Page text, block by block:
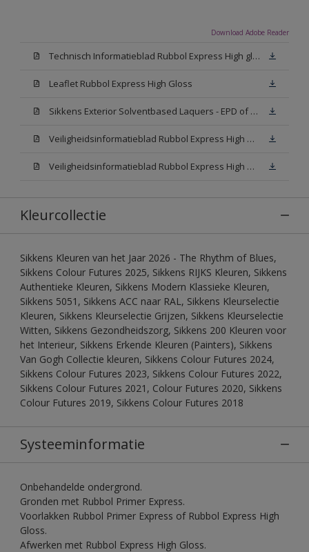
Download Adobe Reader
Technisch Informatieblad Rubbol Express High gloss (New Livery) (PDF)
Leaflet Rubbol Express High Gloss
Sikkens Exterior Solventbased Laquers - EPD of Milieuproductverklaring
Veiligheidsinformatieblad Rubbol Express High Gloss W05 (MSDS)
Veiligheidsinformatieblad Rubbol Express High Gloss N00 (MSDS)
Kleurcollectie
Sikkens Kleuren van het Jaar 2026 - The Rhythm of Blues,
Sikkens Colour Futures 2025, Sikkens RIJKS Kleuren, Sikkens
Authentieke Kleuren, Sikkens Modern Klassieke Kleuren,
Sikkens 5051, Sikkens ACC naar RAL, Sikkens Kleurselectie
Kleuren, Sikkens Kleurselectie Grijzen, Sikkens Kleurselectie
Witten, Sikkens Gezondheidszorg, Sikkens 200 Kleuren voor
het Interieur, Sikkens Erkende Kleuren (Painters), Sikkens
Van Gogh Collectie kleuren, Sikkens Colour Futures 2024,
Sikkens Colour Futures 2023, Sikkens Colour Futures 2022,
Sikkens Colour Futures 2021, Colour Futures 2020, Sikkens
Colour Futures 2019, Sikkens Colour Futures 2018
Systeeminformatie
Onbehandelde ondergrond.
Gronden met Rubbol Primer Express.
Voorlakken Rubbol Primer Express of Rubbol Express High
Gloss.
Afwerken met Rubbol Express High Gloss.